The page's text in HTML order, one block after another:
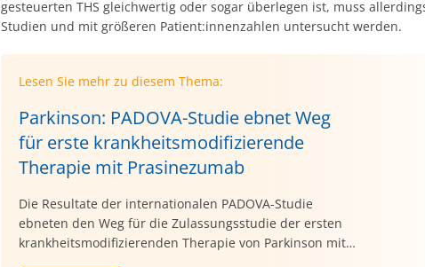
gesteuerten THS gleichwertig oder sogar überlegen ist, muss
Studien und mit größeren Patient:innenzahlen untersucht werden.
Lesen Sie mehr zu diesem Thema:
Parkinson: PADOVA-Studie ebnet Weg
für erste krankheitsmodifizierende
Therapie mit Prasinezumab
Die Resultate der internationalen PADOVA-Studie
ebneten den Weg für die Zulassungsstudie der ersten
krankheitsmodifizierenden Therapie von Parkinson mit